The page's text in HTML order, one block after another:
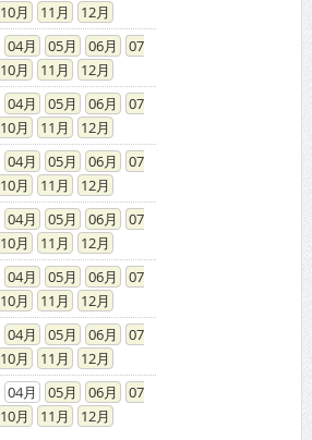
10 11
12
04 05 06
07
10 11
12
04 05 06
07
10 11
12
04 05 06
07
10 11
12
04 05 06
07
10 11
12
04 05 06
07
10 11
12
04 05 06
07
10 11
12
04 05 06
07
10 11 12